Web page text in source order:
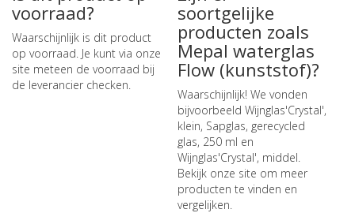
voorraad?
Waarschijnlijk is dit product
op voorraad. Je kunt via onze
site meteen de voorraad bij
de leverancier checken.
soortgelijke
producten zoals
Mepal waterglas
Flow (kunststof)?
Waarschijnlijk! We vonden
bijvoorbeeld Wijnglas'Crystal',
klein, Sapglas, gerecycled
glas, 250 ml en
Wijnglas'Crystal', middel.
Bekijk onze site om meer
producten te vinden en
vergelijken.